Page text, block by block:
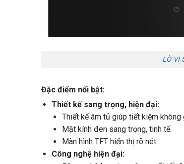
LÒ VI
Đặc điểm nổi bật:
Thiết kế sang trọng, hiện đại:
Thiết kế âm tủ giúp tiết kiệm không
Mặt kính đen sang trọng, tinh tế.
Màn hình TFT hiển thị rõ nét.
Công nghệ hiện đại: